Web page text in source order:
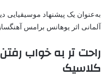
به‌عنوان یک پیشنهاد موسیقیایی
آلمانی اثر یوهانس برامس
راحت ‌تر به خواب
کلاسیک